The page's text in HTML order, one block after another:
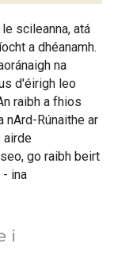
scileanna, atá
a dhéanamh.
na
d'éirigh leo
raibh a fhios
nArd-Rúnaithe ar
airde
go raibh beirt
- ina
i